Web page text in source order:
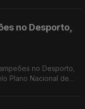
no Desporto,
no Desporto,
Plano Nacional de